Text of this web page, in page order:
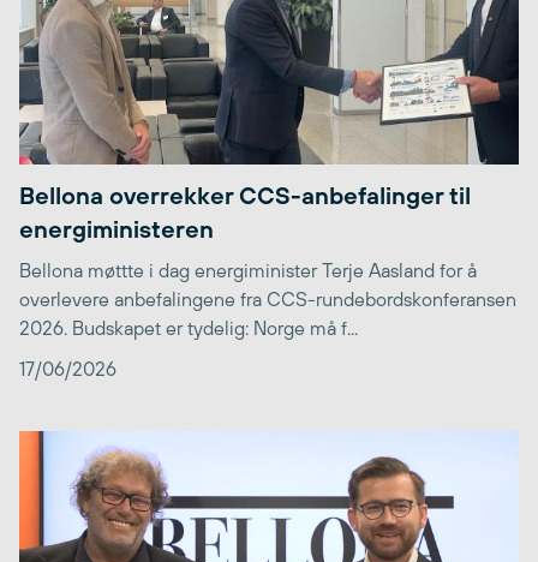
Bellona overrekker CCS-anbefalinger til
energiministeren
Bellona møttte i dag energiminister Terje Aasland for å
overlevere anbefalingene fra CCS-rundebordskonferansen
2026. Budskapet er tydelig: Norge må f...
17/06/2026